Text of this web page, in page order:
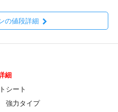
の値段詳細
細
シート
強力タイプ